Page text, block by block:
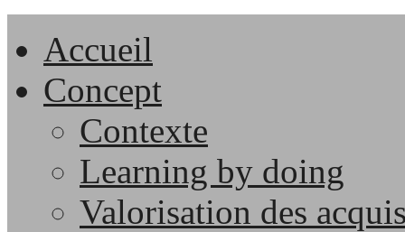
Accueil
Concept
Contexte
Learning by doing
Valorisation des